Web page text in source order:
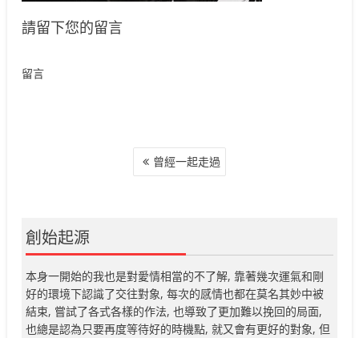
請留下您的留言
留言
曾經一起走過
創始起源
本身一開始的我也是對愛情相當的不了解, 靠著幾次運氣和剛
好的環境下認識了交往對象, 每次的感情也都在莫名其妙中被
結束, 嘗試了各式各樣的作法, 也導致了更加難以挽回的局面,
也總是認為只要再度等待好的時機點, 就又會有更好的對象, 但